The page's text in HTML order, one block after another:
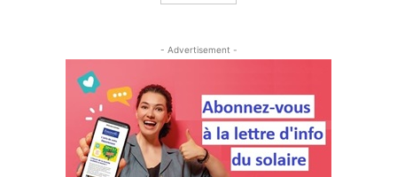
- Advertisement -